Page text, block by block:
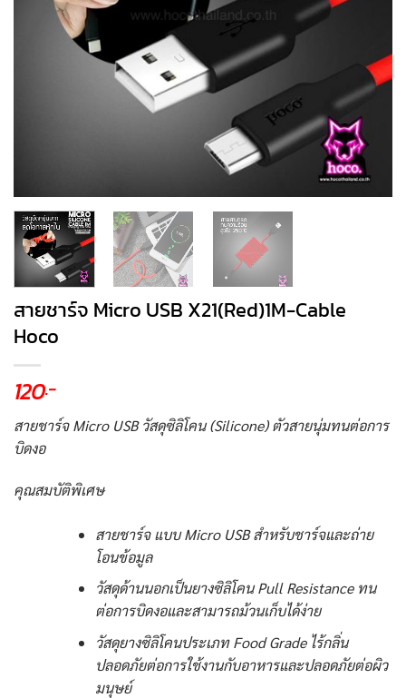
สายชาร์จ Micro USB X21(Red)1M-Cable
Hoco
120.-
สายชาร์จ Micro USB วัสดุซิลิโคน (Silicone) ตัวสายนุ่มทนต่อการ
บิดงอ
คุณสมบัติพิเศษ
สายชาร์จ แบบ Micro USB สำหรับชาร์จและถ่าย
โอนข้อมูล
วัสดุด้านนอกเป็นยางซิลิโคน Pull Resistance ทน
ต่อการบิดงอและสามารถม้วนเก็บได้ง่าย
วัสดุยางซิลิโคนประเภท Food Grade ไร้กลิ่น
ปลอดภัยต่อการใช้งานกับอาหารและปลอดภัยต่อผิว
มนุษย์